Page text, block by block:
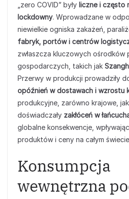
„zero COVID” były liczne i często
lockdowny. Wprowadzane w
niewielkie ogniska zakażeń,
fabryk, portów i centrów
zwłaszcza kluczowych ośrodków
gospodarczych, takich jak
Przerwy w produkcji prowadziły
opóźnień w dostawach i wzrostu
produkcyjne, zarówno krajowe,
doświadczały zakłóceń w
globalne konsekwencje,
produktów i ceny na całym
Konsumpcja
wewnętrzna